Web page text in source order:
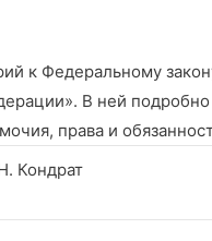
к Федеральному
В ней подробно
права и
Кондрат